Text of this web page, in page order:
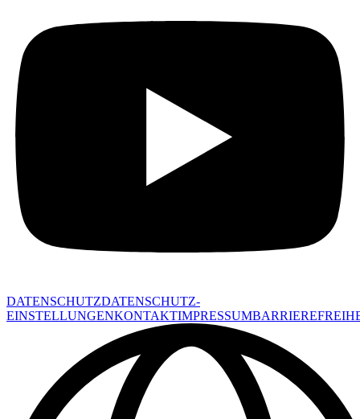
DATENSCHUTZDATENSCHUTZ-
EINSTELLUNGENKONTAKTIMPRESSUM